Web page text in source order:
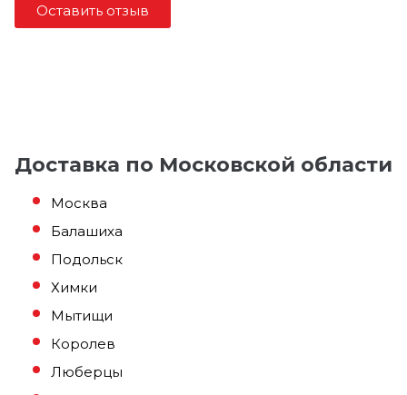
Оставить отзыв
Доставка по Московской области
Москва
Балашиха
Подольск
Химки
Мытищи
Королев
Люберцы